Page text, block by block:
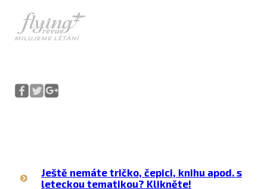
Ještě nemáte tričko, čepici, knihu apod. s
leteckou tematikou? Klikněte!